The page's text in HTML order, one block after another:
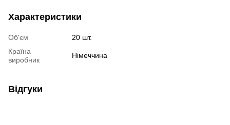
Характеристики
Об'єм
20 шт.
Країна
виробник
Німеччина
Відгуки